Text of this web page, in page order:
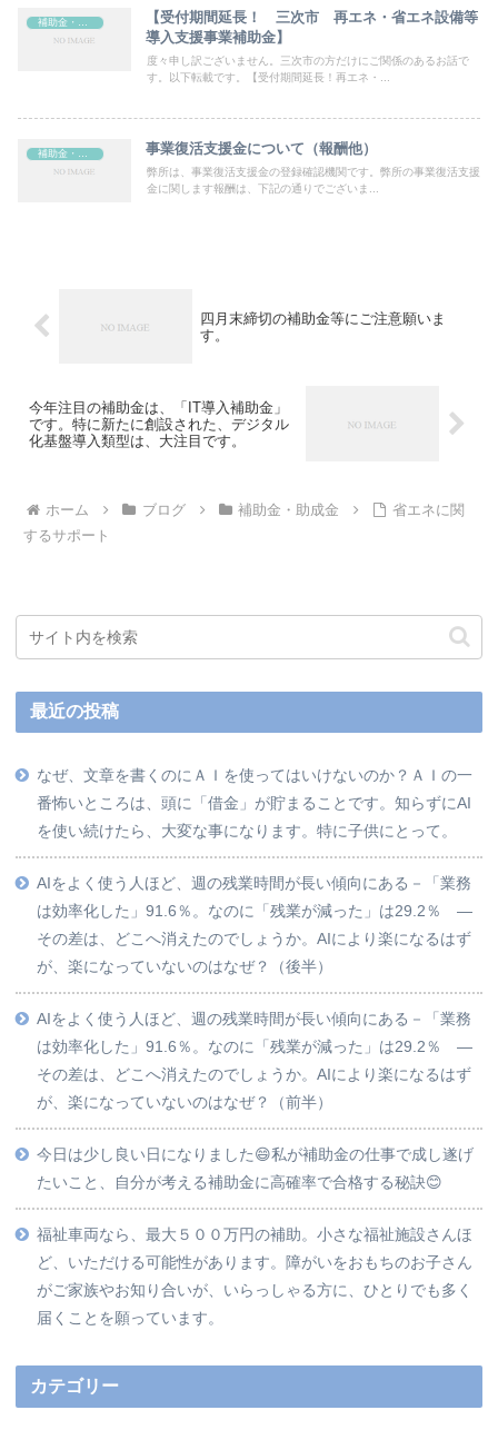
【受付期間延長！ 三次市 再エネ・省エネ設備等
導入支援事業補助金】
度々申し訳ございません。三次市の方だけにご関係のあるお話で
す。以下転載です。【受付期間延長！再エネ・...
事業復活支援金について（報酬他）
弊所は、事業復活支援金の登録確認機関です。弊所の事業復活支援
金に関します報酬は、下記の通りでございま...
四月末締切の補助金等にご注意願いま
す。
今年注目の補助金は、「IT導入補助金」
です。特に新たに創設された、デジタル
化基盤導入類型は、大注目です。
ホーム ブログ 補助金・助成金
省エネに関
するサポート
最近の投稿
なぜ、文章を書くのにＡＩを使ってはいけないのか？ＡＩの一
番怖いところは、頭に「借金」が貯まることです。知らずにAI
を使い続けたら、大変な事になります。特に子供にとって。
AIをよく使う人ほど、週の残業時間が長い傾向にある－「業務
は効率化した」91.6％。なのに「残業が減った」は29.2％ ―
その差は、どこへ消えたのでしょうか。AIにより楽になるはず
が、楽になっていないのはなぜ？（後半）
AIをよく使う人ほど、週の残業時間が長い傾向にある－「業務
は効率化した」91.6％。なのに「残業が減った」は29.2％ ―
その差は、どこへ消えたのでしょうか。AIにより楽になるはず
が、楽になっていないのはなぜ？（前半）
今日は少し良い日になりました😄私が補助金の仕事で成し遂げ
たいこと、自分が考える補助金に高確率で合格する秘訣😊
福祉車両なら、最大５００万円の補助。小さな福祉施設さんほ
ど、いただける可能性があります。障がいをおもちのお子さん
がご家族やお知り合いが、いらっしゃる方に、ひとりでも多く
届くことを願っています。
カテゴリー